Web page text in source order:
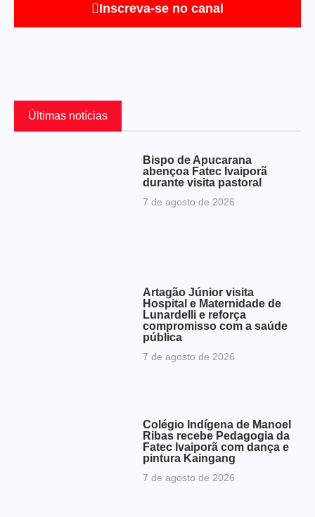
Inscreva-se no canal
Últimas notícias
Bispo de Apucarana
abençoa Fatec Ivaiporã
durante visita pastoral
7 de agosto de 2026
Artagão Júnior visita
Hospital e Maternidade de
Lunardelli e reforça
compromisso com a saúde
pública
7 de agosto de 2026
Colégio Indígena de Manoel
Ribas recebe Pedagogia da
Fatec Ivaiporã com dança e
pintura Kaingang
7 de agosto de 2026